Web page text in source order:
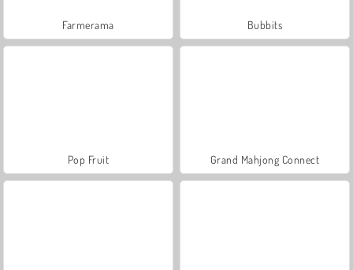
Farmerama Bubbits
Pop Fruit Grand Mahjong Connect